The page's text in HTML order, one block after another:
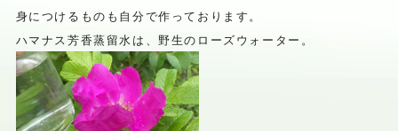
身につけるものも自分で作っております。
ハマナス芳香蒸留水は、野生のローズウォーター。